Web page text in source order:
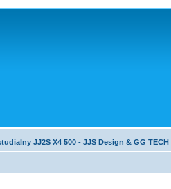
JJ2S X4 500 - JJS Design & GG TECH